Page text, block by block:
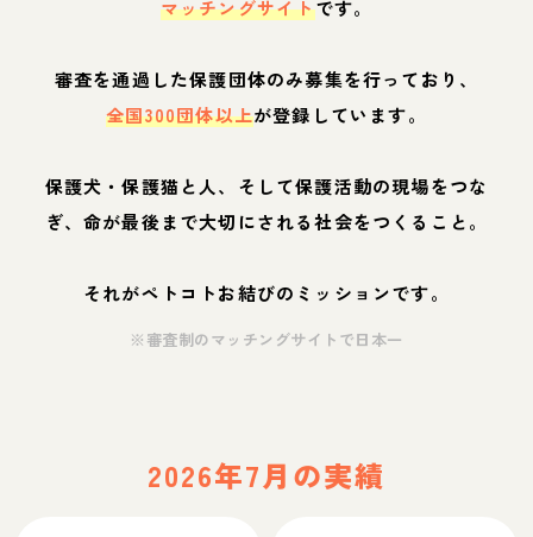
マッチングサイトです。
審査を通過した保護団体のみ募集を行っており、
全国300団体以上が登録しています。
保護犬・保護猫と人、そして保護活動の現場をつな
ぎ、命が最後まで大切にされる社会をつくること。
それがペトコトお結びのミッションです。
※審査制のマッチングサイトで日本一
2026年7月の実績